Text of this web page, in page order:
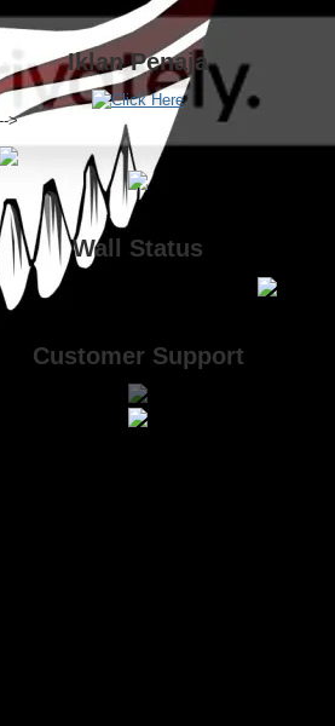
Iklan Penaja
-->
Wall Status
Customer Support